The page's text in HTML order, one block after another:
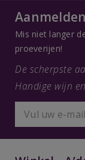
Mis niet langer
proeverijen!
De scherpste
Handige wijn